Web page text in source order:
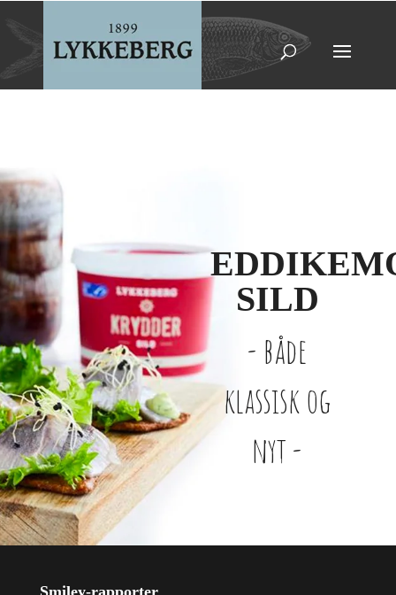
SILD
- både
klassisk og
nyt -
Smiley-rapporter